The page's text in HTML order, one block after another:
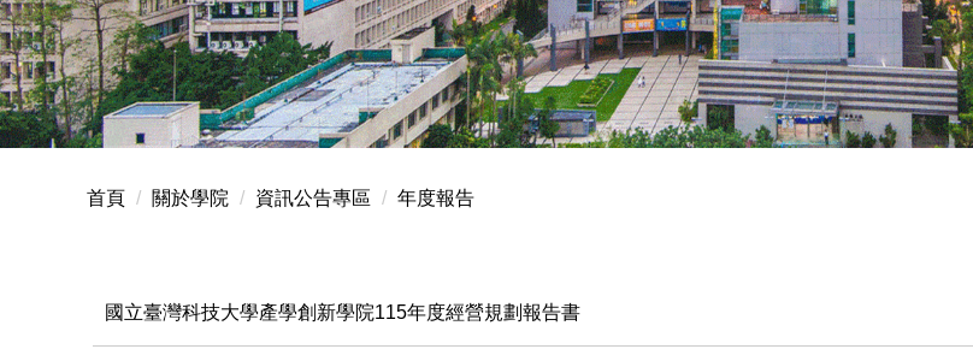
首頁 關於學院 資訊公告專區 年度報告
國立臺灣科技大學產學創新學院115年度經營規劃報告書